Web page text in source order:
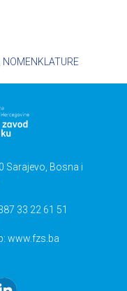
NOMENKLATURE
Sarajevo, Bosna i
33 22 61 51
www.fzs.ba